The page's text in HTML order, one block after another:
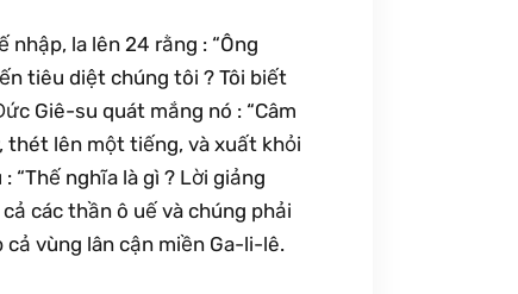
la lên 24 rằng : “Ông
tiêu diệt chúng tôi ? Tôi biết
Giê-su quát mắng nó : “Câm
thét lên một tiếng, và xuất khỏi
“Thế nghĩa là gì ? Lời giảng
các thần ô uế và chúng phải
vùng lân cận miền Ga-li-lê.